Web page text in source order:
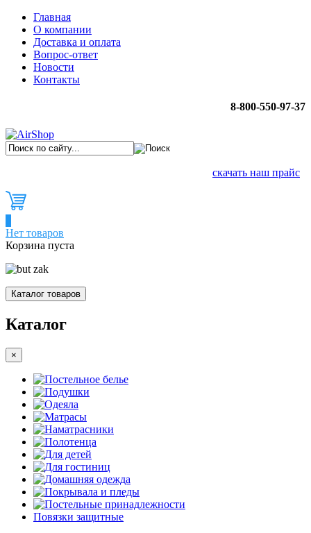
Главная
О компании
Доставка и оплата
Вопрос-ответ
Новости
Контакты
8-800-550-97-37
скачать наш прайс
Нет товаров
Корзина пуста
Каталог товаров
Каталог
×
Постельное белье
Подушки
Одеяла
Матрасы
Наматрасники
Полотенца
Для детей
Для гостиниц
Домашняя одежда
Покрывала и пледы
Постельные принадлежности
Повязки защитные